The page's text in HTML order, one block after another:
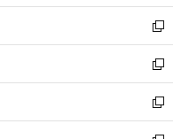
ウ
ィ
ン
ド
ウ
で
開
し
い
ウ
ィ
ン
ド
ウ
新
し
い
ウ
ィ
ン
新
し
い
ウ
新
し